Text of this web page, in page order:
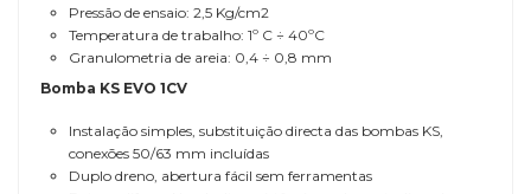
Pressão de ensaio: 2,5 Kg/cm2
Temperatura de trabalho: 1º C ÷ 40ºC
Granulometria de areia: 0,4 ÷ 0,8 mm
Bomba KS EVO 1CV
Instalação simples, substituição directa das bombas KS,
conexões 50/63 mm incluídas
Duplo dreno, abertura fácil sem ferramentas